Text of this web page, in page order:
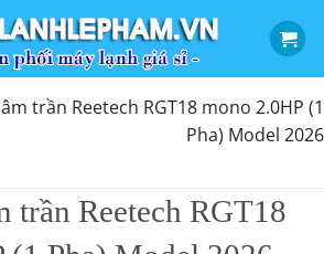
trần Reetech RGT18 mono 2.0HP (1
Pha) Model 2026
trần Reetech RGT18